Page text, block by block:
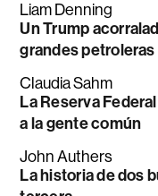
Liam Denning
Un Trump
grandes petroleras
Claudia Sahm
La Reserva
a la gente común
John Authers
La historia de dos